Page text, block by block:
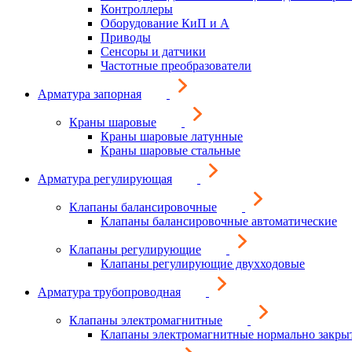
Контроллеры
Оборудование КиП и А
Приводы
Сенсоры и датчики
Частотные преобразователи
Арматура запорная
Краны шаровые
Краны шаровые латунные
Краны шаровые стальные
Арматура регулирующая
Клапаны балансировочные
Клапаны балансировочные автоматические
Клапаны регулирующие
Клапаны регулирующие двухходовые
Арматура трубопроводная
Клапаны электромагнитные
Клапаны электромагнитные нормально